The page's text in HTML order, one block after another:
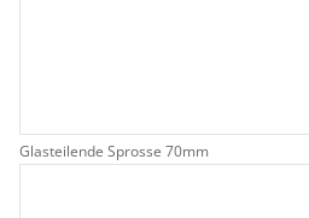
Glasteilende Sprosse 70mm